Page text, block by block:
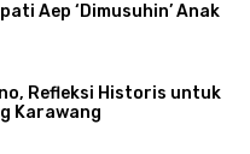
Aep ‘Dimusuhin’ Anak
Refleksi Historis untuk
Karawang